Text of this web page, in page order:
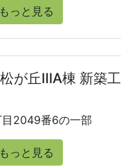
もっと見る
が丘ⅢA棟 新築工
目2049番6の一部
もっと見る